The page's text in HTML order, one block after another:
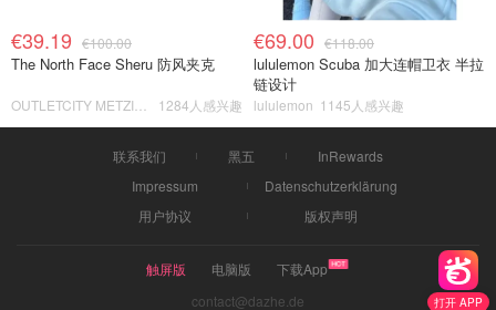
打开 APP
€39.19 €100.00
The North Face Sheru 防风夹克
1284人感兴趣
€69.00 €118.00
lululemon Scuba 加大连帽卫衣 半拉
链设计
lululemon 1145人感兴趣
联系我们 黑五
InRewards
Impressum
Datenschutzerklärung
用户协议
版权声明
触屏版 电脑版
下载App
contact@dazhe.de